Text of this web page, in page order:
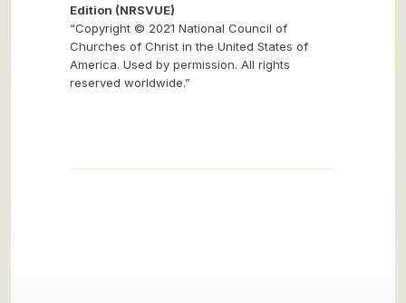
Edition (NRSVUE)
“Copyright © 2021 National Council of
Churches of Christ in the United States of
America. Used by permission. All rights
reserved worldwide.”